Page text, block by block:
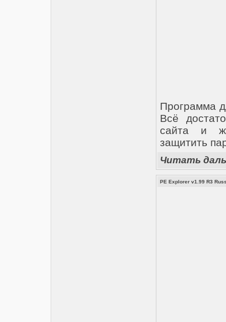
Программа
Всё
сайта и
защитить
Читать
PE Explorer v1.99 R3